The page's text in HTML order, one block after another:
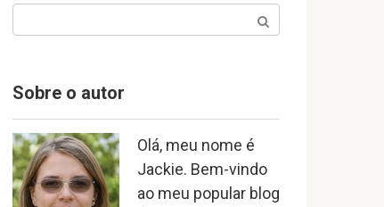
Sobre o autor
Olá, meu nome é
Jackie. Bem-vindo
ao meu popular blog